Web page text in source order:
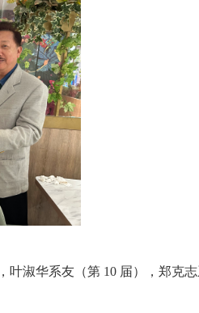
叶淑华系友（第 10 届）， 郑克志